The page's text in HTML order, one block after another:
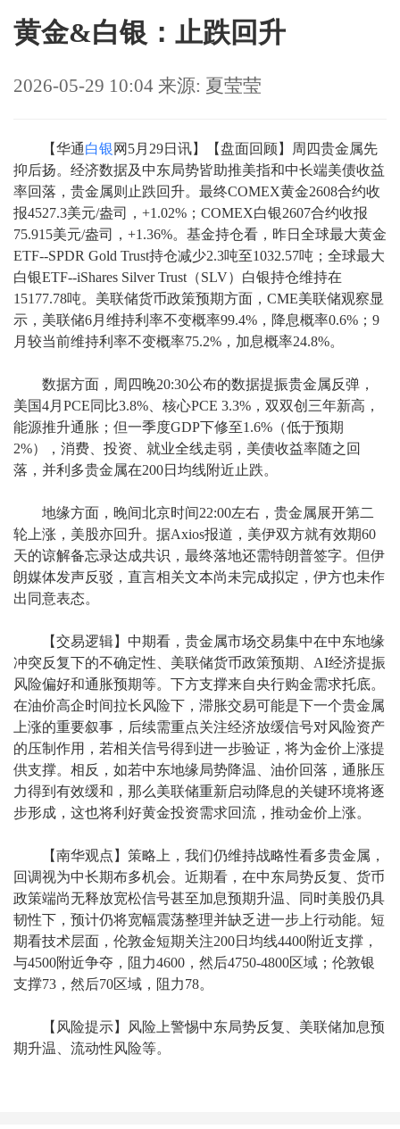
黄金&白银：止跌回升
2026-05-29 10:04 来源: 夏莹莹
【华通白银 网5月29日讯】【盘面回顾】周四贵金属先
抑后扬。经济数据及中东局势皆助推美指和中长端美债收益
率回落，贵金属则止跌回升。最终COMEX黄金2608合约收
报4527.3美元/盎司，+1.02%；COMEX白银2607合约收报
75.915美元/盎司，+1.36%。基金持仓看，昨日全球最大黄金
ETF--SPDR Gold Trust持仓减少2.3吨至1032.57吨；全球最大
白银ETF--iShares Silver Trust（SLV）白银持仓维持在
15177.78吨。美联储货币政策预期方面，CME美联储观察显
示，美联储6月维持利率不变概率99.4%，降息概率0.6%；9
月较当前维持利率不变概率75.2%，加息概率24.8%。
数据方面，周四晚20:30公布的数据提振贵金属反弹，
美国4月PCE同比3.8%、核心PCE 3.3%，双双创三年新高，
能源推升通胀；但一季度GDP下修至1.6%（低于预期
2%），消费、投资、就业全线走弱，美债收益率随之回
落，并利多贵金属在200日均线附近止跌。
地缘方面，晚间北京时间22:00左右，贵金属展开第二
轮上涨，美股亦回升。据Axios报道，美伊双方就有效期60
天的谅解备忘录达成共识，最终落地还需特朗普签字。但伊
朗媒体发声反驳，直言相关文本尚未完成拟定，伊方也未作
出同意表态。
【交易逻辑】中期看，贵金属市场交易集中在中东地缘
冲突反复下的不确定性、美联储货币政策预期、AI经济提振
风险偏好和通胀预期等。下方支撑来自央行购金需求托底。
在油价高企时间拉长风险下，滞胀交易可能是下一个贵金属
上涨的重要叙事，后续需重点关注经济放缓信号对风险资产
的压制作用，若相关信号得到进一步验证，将为金价上涨提
供支撑。相反，如若中东地缘局势降温、油价回落，通胀压
力得到有效缓和，那么美联储重新启动降息的关键环境将逐
步形成，这也将利好黄金投资需求回流，推动金价上涨。
【南华观点】策略上，我们仍维持战略性看多贵金属，
回调视为中长期布多机会。近期看，在中东局势反复、货币
政策端尚无释放宽松信号甚至加息预期升温、同时美股仍具
韧性下，预计仍将宽幅震荡整理并缺乏进一步上行动能。短
期看技术层面，伦敦金短期关注200日均线4400附近支撑，
与4500附近争夺，阻力4600，然后4750-4800区域；伦敦银
支撑73，然后70区域，阻力78。
【风险提示】风险上警惕中东局势反复、美联储加息预
期升温、流动性风险等。